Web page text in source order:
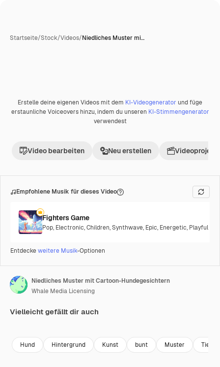
Startseite/Stock/Videos/Niedliches Muster mi…
PremiumKI-generiert
Erstelle deine eigenen Videos mit dem KI-Videogenerator und füge
erstaunliche Voiceovers hinzu, indem du unseren KI-Stimmengenerator
verwendest
Video bearbeiten Neu erstellen Videoprojekt
Empfohlene Musik für dieses Video
Fighters Game
Pop, Electronic,Children,Synthwave, Epic, Energetic, Playful
Entdeckeweitere Musik-Optionen
Niedliches Muster mit Cartoon-Hundegesichtern
Whale Media Licensing
Vielleicht gefällt dir auch
Hund Hintergrund Kunst bunt Muster Tier